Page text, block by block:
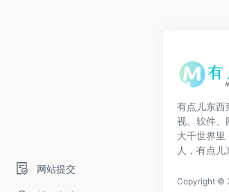
网站提交
有点儿东西
视、软件、
大千世界里
人，有点儿
Copyright ©